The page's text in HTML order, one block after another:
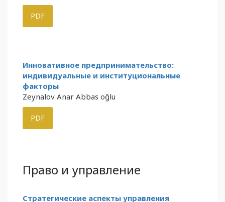
PDF
Инновативное предпринимательство:
индивидуальные и институциональные
факторы
Zeynalov Anar Abbas oğlu
PDF
Право и управление
Стратегические аспекты управления